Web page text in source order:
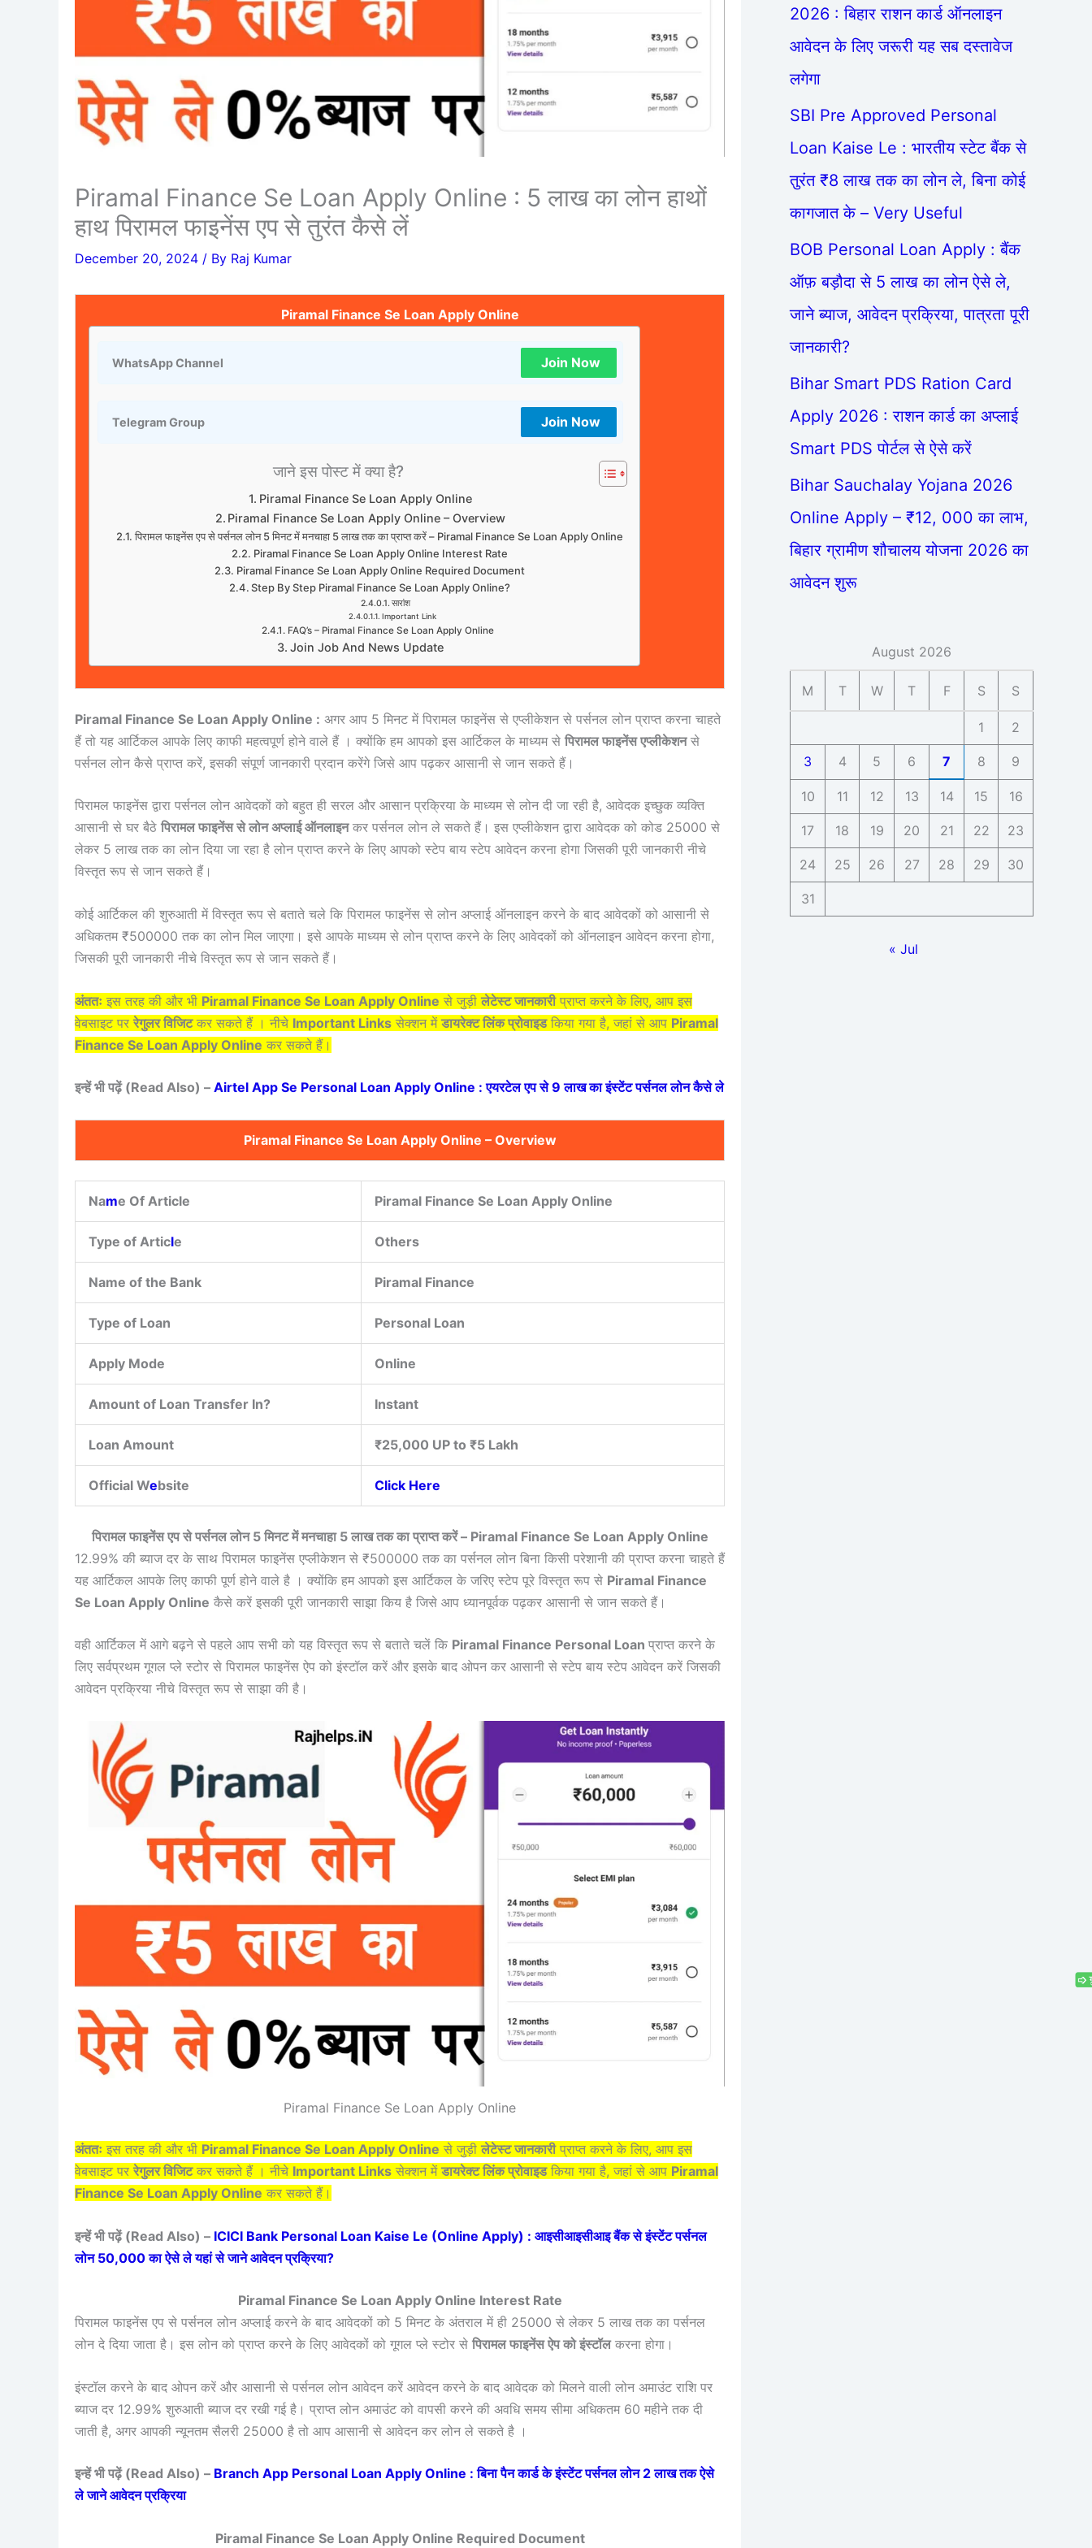
Piramal Finance Se Loan Apply Online : 5 लाख का लोन हाथों
हाथ पिरामल फाइनेंस एप से तुरंत कैसे लें
December 20, 2024 / By Raj Kumar
Piramal Finance Se Loan Apply Online
WhatsApp Channel Join Now
Telegram Group Join Now
जाने इस पोस्ट में क्या है?
Piramal Finance Se Loan Apply Online
Piramal Finance Se Loan Apply Online – Overview
पिरामल फाइनेंस एप से पर्सनल लोन 5 मिनट में मनचाहा 5 लाख तक का प्राप्त करें – Piramal Finance Se Loan Apply Online
Piramal Finance Se Loan Apply Online Interest Rate
Piramal Finance Se Loan Apply Online Required Document
Step By Step Piramal Finance Se Loan Apply Online?
सारांश
Important Link
FAQ’s – Piramal Finance Se Loan Apply Online
Join Job And News Update
Piramal Finance Se Loan Apply Online : अगर आप 5 मिनट में पिरामल फाइनेंस से एप्लीकेशन से पर्सनल लोन प्राप्त करना चाहते
हैं तो यह आर्टिकल आपके लिए काफी महत्वपूर्ण होने वाले हैं । क्योंकि हम आपको इस आर्टिकल के माध्यम से पिरामल फाइनेंस एप्लीकेशनसे
पर्सनल लोन कैसे प्राप्त करें, इसकी संपूर्ण जानकारी प्रदान करेंगे जिसे आप पढ़कर आसानी से जान सकते हैं।
पिरामल फाइनेंस द्वारा पर्सनल लोन आवेदकों को बहुत ही सरल और आसान प्रक्रिया के माध्यम से लोन दी जा रही है, आवेदक इच्छुक व्यक्ति
आसानी से घर बैठे पिरामल फाइनेंस से लोन अप्लाई ऑनलाइनकर पर्सनल लोन ले सकते हैं। इस एप्लीकेशन द्वारा आवेदक को कोड 25000 से
लेकर 5 लाख तक का लोन दिया जा रहा है लोन प्राप्त करने के लिए आपको स्टेप बाय स्टेप आवेदन करना होगा जिसकी पूरी जानकारी नीचे
विस्तृत रूप से जान सकते हैं।
कोई आर्टिकल की शुरुआती में विस्तृत रूप से बताते चले कि पिरामल फाइनेंस से लोन अप्लाई ऑनलाइन करने के बाद आवेदकों को आसानी से
अधिकतम ₹500000 तक का लोन मिल जाएगा। इसे आपके माध्यम से लोन प्राप्त करने के लिए आवेदकों को ऑनलाइन आवेदन करना होगा,
जिसकी पूरी जानकारी नीचे विस्तृत रूप से जान सकते हैं।
अंततः इस तरह की और भी Piramal Finance Se Loan Apply Online से जुड़ी लेटेस्ट जानकारीप्राप्त करने के लिए, आप इस
वेबसाइट पर रेगुलर विजिटकर सकते हैं । नीचे Important Links सेक्शन में डायरेक्ट लिंक प्रोवाइडकिया गया है, जहां से आप Piramal
Finance Se Loan Apply Online कर सकते हैं।
इन्हें भी पढ़ें (Read Also) – Airtel App Se Personal Loan Apply Online : एयरटेल एप से 9 लाख का इंस्टेंट पर्सनल लोन कैसे ले
Piramal Finance Se Loan Apply Online – Overview
Name Of Article Piramal Finance Se Loan Apply Online
Type of Article Others
Name of the Bank Piramal Finance
Type of Loan Personal Loan
Apply Mode Online
Amount of Loan Transfer In? Instant
Loan Amount ₹25,000 UP to ₹5 Lakh
Official Website Click Here
पिरामल फाइनेंस एप से पर्सनल लोन 5 मिनट में मनचाहा 5 लाख तक का प्राप्त करें – Piramal Finance Se Loan Apply Online
12.99% की ब्याज दर के साथ पिरामल फाइनेंस एप्लीकेशन से ₹500000 तक का पर्सनल लोन बिना किसी परेशानी की प्राप्त करना चाहते हैं
यह आर्टिकल आपके लिए काफी पूर्ण होने वाले है । क्योंकि हम आपको इस आर्टिकल के जरिए स्टेप पूरे विस्तृत रूप से Piramal Finance
Se Loan Apply Online कैसे करें इसकी पूरी जानकारी साझा किय है जिसे आप ध्यानपूर्वक पढ़कर आसानी से जान सकते हैं।
वही आर्टिकल में आगे बढ़ने से पहले आप सभी को यह विस्तृत रूप से बताते चलें कि Piramal Finance Personal Loan प्राप्त करने के
लिए सर्वप्रथम गूगल प्ले स्टोर से पिरामल फाइनेंस ऐप को इंस्टॉल करें और इसके बाद ओपन कर आसानी से स्टेप बाय स्टेप आवेदन करें जिसकी
आवेदन प्रक्रिया नीचे विस्तृत रूप से साझा की है।
Piramal Finance Se Loan Apply Online
अंततः इस तरह की और भी Piramal Finance Se Loan Apply Online से जुड़ी लेटेस्ट जानकारीप्राप्त करने के लिए, आप इस
वेबसाइट पर रेगुलर विजिटकर सकते हैं । नीचे Important Links सेक्शन में डायरेक्ट लिंक प्रोवाइडकिया गया है, जहां से आप Piramal
Finance Se Loan Apply Online कर सकते हैं।
इन्हें भी पढ़ें (Read Also) – ICICI Bank Personal Loan Kaise Le (Online Apply) : आइसीआइसीआइ बैंक से इंस्टेंट पर्सनल
लोन 50,000 का ऐसे ले यहां से जाने आवेदन प्रक्रिया?
Piramal Finance Se Loan Apply Online Interest Rate
पिरामल फाइनेंस एप से पर्सनल लोन अप्लाई करने के बाद आवेदकों को 5 मिनट के अंतराल में ही 25000 से लेकर 5 लाख तक का पर्सनल
लोन दे दिया जाता है। इस लोन को प्राप्त करने के लिए आवेदकों को गूगल प्ले स्टोर से पिरामल फाइनेंस ऐप को इंस्टॉलकरना होगा।
इंस्टॉल करने के बाद ओपन करें और आसानी से पर्सनल लोन आवेदन करें आवेदन करने के बाद आवेदक को मिलने वाली लोन अमाउंट राशि पर
ब्याज दर 12.99% शुरुआती ब्याज दर रखी गई है। प्राप्त लोन अमाउंट को वापसी करने की अवधि समय सीमा अधिकतम 60 महीने तक दी
जाती है, अगर आपकी न्यूनतम सैलरी 25000 है तो आप आसानी से आवेदन कर लोन ले सकते है ।
इन्हें भी पढ़ें (Read Also) – Branch App Personal Loan Apply Online : बिना पैन कार्ड के इंस्टेंट पर्सनल लोन 2 लाख तक ऐसे
ले जाने आवेदन प्रक्रिया
Piramal Finance Se Loan Apply Online Required Document
2026 : बिहार राशन कार्ड ऑनलाइन
आवेदन के लिए जरूरी यह सब दस्तावेज
लगेगा
SBI Pre Approved Personal
Loan Kaise Le : भारतीय स्टेट बैंक से
तुरंत ₹8 लाख तक का लोन ले, बिना कोई
कागजात के – Very Useful
BOB Personal Loan Apply : बैंक
ऑफ़ बड़ौदा से 5 लाख का लोन ऐसे ले,
जाने ब्याज, आवेदन प्रक्रिया, पात्रता पूरी
जानकारी?
Bihar Smart PDS Ration Card
Apply 2026 : राशन कार्ड का अप्लाई
Smart PDS पोर्टल से ऐसे करें
Bihar Sauchalay Yojana 2026
Online Apply – ₹12, 000 का लाभ,
बिहार ग्रामीण शौचालय योजना 2026 का
आवेदन शुरू
August 2026
M T W T F S S
1 2
3 4 5 6 7 8 9
10 11 12 13 14 15 16
17 18 19 20 21 22 23
24 25 26 27 28 29 30
31
« Jul